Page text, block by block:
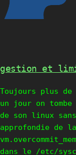
gestion et
Toujours plus
un jour on
de son linux
approfondie de
dans le /etc/